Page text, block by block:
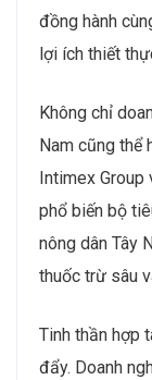
đồng hành
lợi ích thiết
Không chỉ
Nam cũng thể
Intimex Group
phổ biến bộ
nông dân Tây
thuốc trừ sâu
Tinh thần hợp
đẩy. Doanh